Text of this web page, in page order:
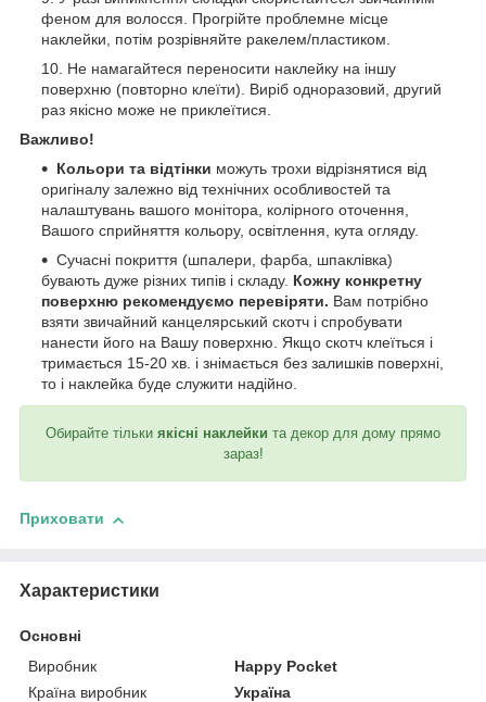
феном для волосся. Прогрійте проблемне місце
наклейки, потім розрівняйте ракелем/пластиком.
Не намагайтеся переносити наклейку на іншу
поверхню (повторно клеїти). Виріб одноразовий, другий
раз якісно може не приклеїтися.
Важливо!
Кольори та відтінки можуть трохи відрізнятися від
оригіналу залежно від технічних особливостей та
налаштувань вашого монітора, колірного оточення,
Вашого сприйняття кольору, освітлення, кута огляду.
Сучасні покриття (шпалери, фарба, шпаклівка)
бувають дуже різних типів і складу. Кожну конкретну
поверхню рекомендуємо перевіряти. Вам потрібно
взяти звичайний канцелярський скотч і спробувати
нанести його на Вашу поверхню. Якщо скотч клеїться і
тримається 15-20 хв. і знімається без залишків поверхні,
то і наклейка буде служити надійно.
Обирайте тільки якісні наклейки та декор для дому прямо
зараз!
Приховати
Характеристики
Основні
Виробник
Happy Pocket
Країна виробник
Україна